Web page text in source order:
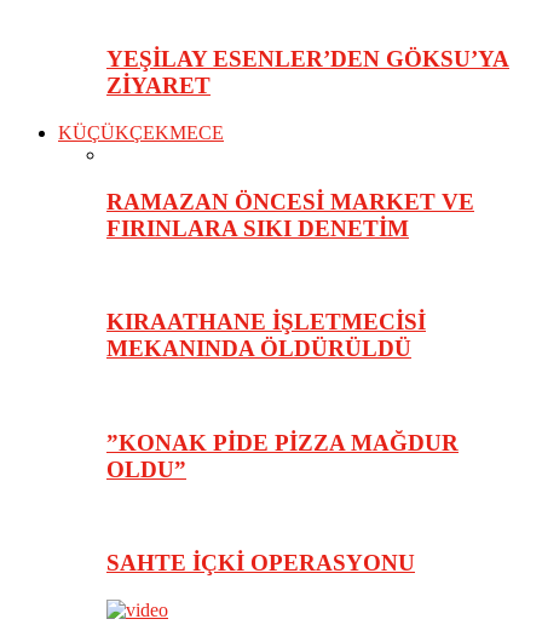
YEŞİLAY ESENLER’DEN GÖKSU’YA
ZİYARET
KÜÇÜKÇEKMECE
RAMAZAN ÖNCESİ MARKET VE
FIRINLARA SIKI DENETİM
KIRAATHANE İŞLETMECİSİ
MEKANINDA ÖLDÜRÜLDÜ
”KONAK PİDE PİZZA MAĞDUR
OLDU”
SAHTE İÇKİ OPERASYONU